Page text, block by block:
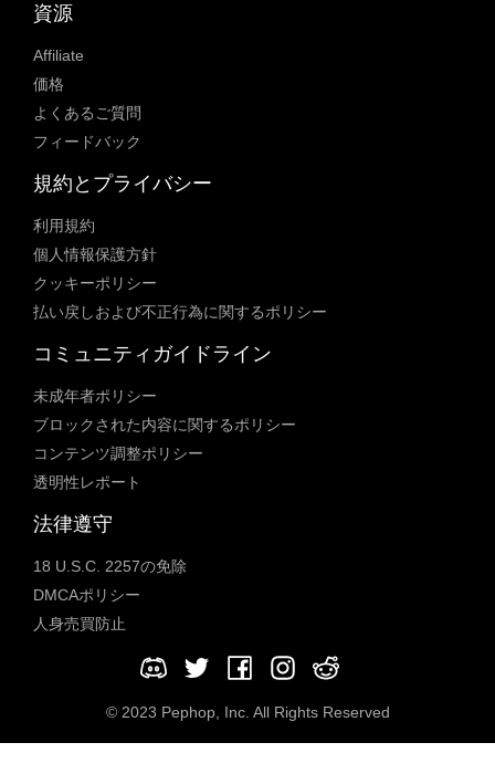
資源
Affiliate
価格
よくあるご質問
フィードバック
規約とプライバシー
利用規約
個人情報保護方針
クッキーポリシー
払い戻しおよび不正行為に関するポリシー
コミュニティガイドライン
未成年者ポリシー
ブロックされた内容に関するポリシー
コンテンツ調整ポリシー
透明性レポート
法律遵守
18 U.S.C. 2257の免除
DMCAポリシー
人身売買防止
© 2023 Pephop, Inc. All Rights Reserved